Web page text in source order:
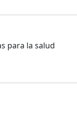
para la salud